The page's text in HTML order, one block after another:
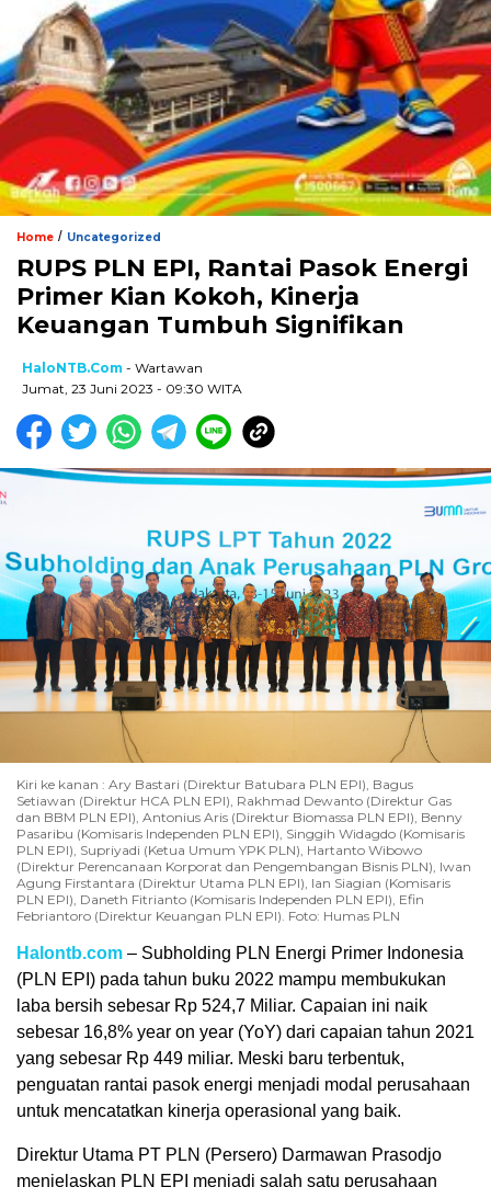
Home / Uncategorized
RUPS PLN EPI, Rantai Pasok Energi
Primer Kian Kokoh, Kinerja
Keuangan Tumbuh Signifikan
HaloNTB.com - Wartawan
Jumat, 23 Juni 2023 - 09:30 WITA
Kiri ke kanan : Ary Bastari (Direktur Batubara PLN EPI), Bagus
Setiawan (Direktur HCA PLN EPI), Rakhmad Dewanto (Direktur Gas
dan BBM PLN EPI), Antonius Aris (Direktur Biomassa PLN EPI), Benny
Pasaribu (Komisaris Independen PLN EPI), Singgih Widagdo (Komisaris
PLN EPI), Supriyadi (Ketua Umum YPK PLN), Hartanto Wibowo
(Direktur Perencanaan Korporat dan Pengembangan Bisnis PLN), Iwan
Agung Firstantara (Direktur Utama PLN EPI), Ian Siagian (Komisaris
PLN EPI), Daneth Fitrianto (Komisaris Independen PLN EPI), Efin
Febriantoro (Direktur Keuangan PLN EPI). Foto: Humas PLN
Halontb.com – Subholding PLN Energi Primer Indonesia
(PLN EPI) pada tahun buku 2022 mampu membukukan
laba bersih sebesar Rp 524,7 Miliar. Capaian ini naik
sebesar 16,8% year on year (YoY) dari capaian tahun 2021
yang sebesar Rp 449 miliar. Meski baru terbentuk,
penguatan rantai pasok energi menjadi modal perusahaan
untuk mencatatkan kinerja operasional yang baik.
Direktur Utama PT PLN (Persero) Darmawan Prasodjo
menjelaskan PLN EPI menjadi salah satu perusahaan